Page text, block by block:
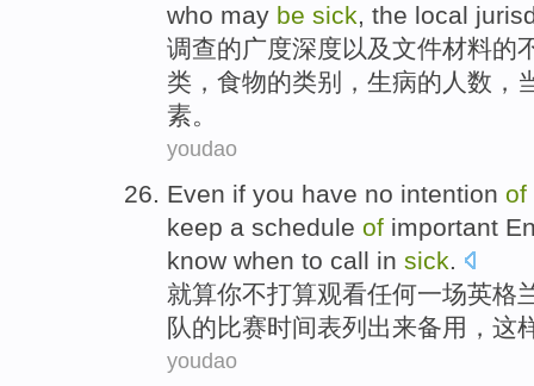
who may be sick, the local
调查的广度深度以及文件材料的
类 ， 食物的类别， 生病的 人数 ，
素。
youdao
Even if you have no intention of
keep a schedule of important
know when to call in sick.
就算你不打算观看任何一场英格
队的比赛时间表列出来备用 ， 这
youdao